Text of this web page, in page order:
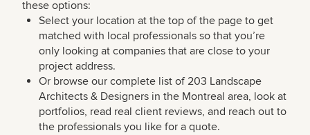
these options:
Select your location at the top of the page to get
matched with local professionals so that you’re
only looking at companies that are close to your
project address.
Or browse our complete list of 203 Landscape
Architects & Designers in the Montreal area, look at
portfolios, read real client reviews, and reach out to
the professionals you like for a quote.